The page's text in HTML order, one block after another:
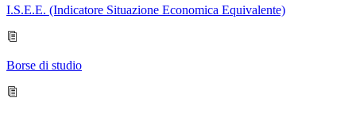
I.S.E.E. (Indicatore Situazione Economica Equivalente)
Borse di studio